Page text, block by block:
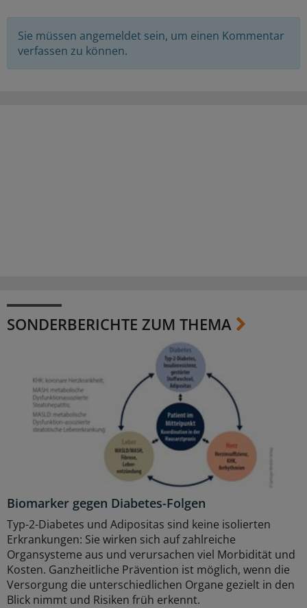
Sie müssen angemeldet sein, um einen Kommentar
verfassen zu können.
SONDERBERICHTE ZUM THEMA
Biomarker gegen Diabetes-Folgen
Typ-2-Diabetes und Adipositas sind keine isolierten
Erkrankungen: Sie wirken sich auf zahlreiche
Organsysteme aus und verursachen viel Morbidität und
Kosten. Ganzheitliche Prävention ist möglich, wenn die
Versorgung die unterschiedlichen Organe gezielt in den
Blick nimmt und Risiken früh erkennt.